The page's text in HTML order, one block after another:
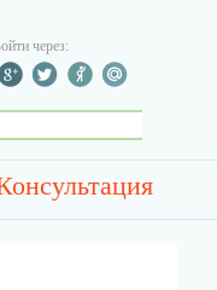
через: